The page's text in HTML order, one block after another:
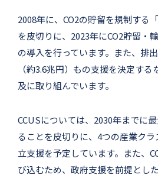
2008年に、CO2の貯留を規制する
を皮切りに、2023年にCO2貯留・
の導入を行っています。また、排
（約3.6兆円）もの支援を決定する
及に取り組んでいます。
CCUSについては、2030年までに
ることを皮切りに、4つの産業クラ
立支援を予定しています。また、
び込むため、政府支援を前提とし